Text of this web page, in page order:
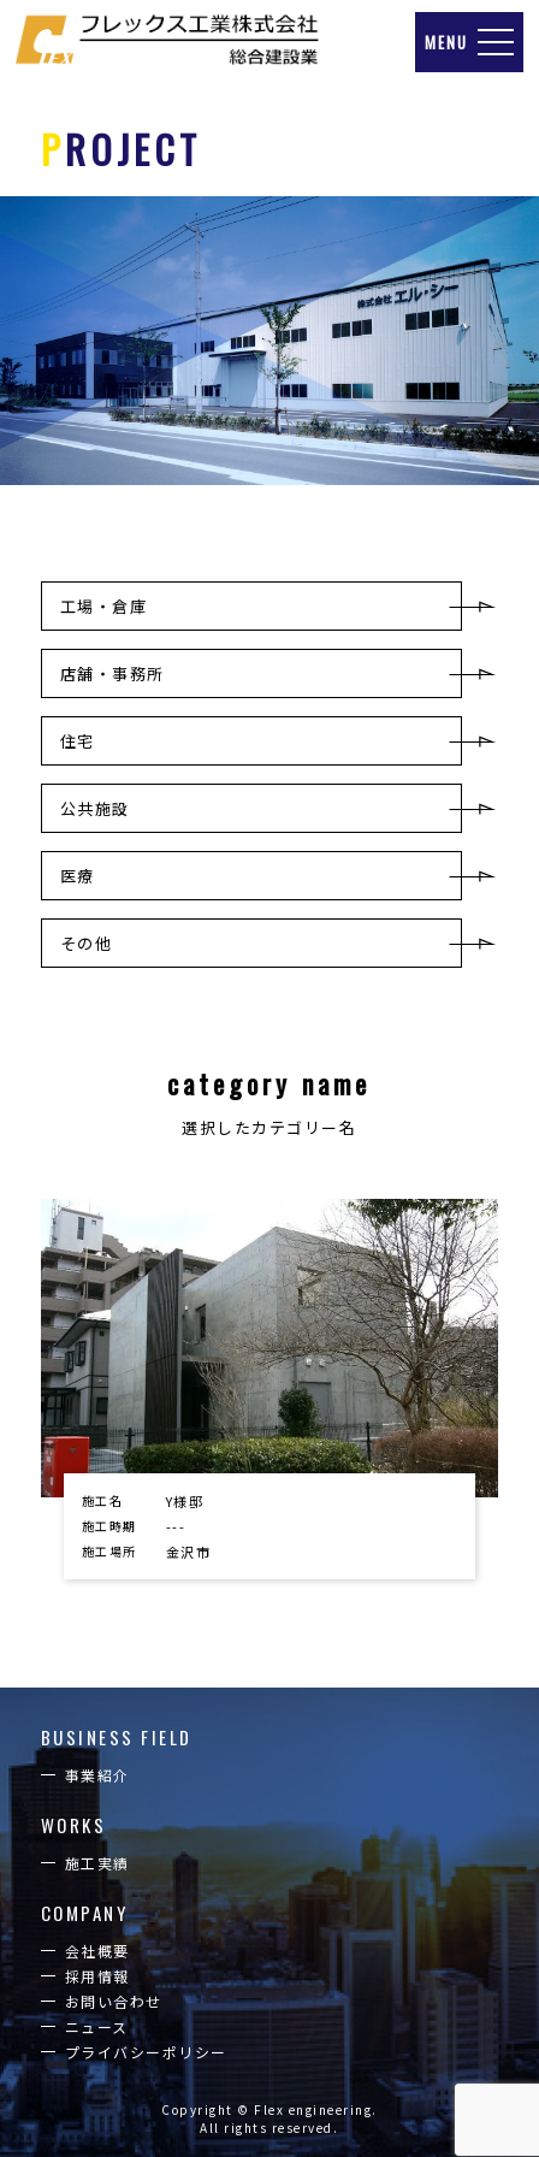
PROJECT
工場・倉庫
店舗・事務所
住宅
公共施設
医療
その他
category name
選択したカテゴリー名
施工名 Y様邸
施工時期 ---
施工場所 金沢市
BUSINESS FIELD
事業紹介
WORKS
施工実績
COMPANY
会社概要
採用情報
お問い合わせ
ニュース
プライバシーポリシー
Copyright © Flex engineering.
All rights reserved.